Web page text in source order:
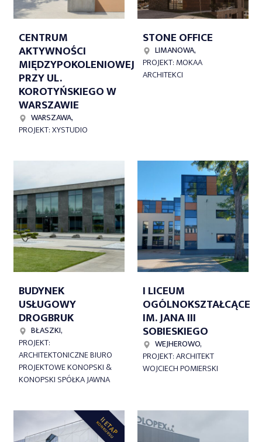
CENTRUM
AKTYWNOŚCI
MIĘDZYPOKOLENIOWEJ
PRZY UL.
KOROTYŃSKIEGO W
WARSZAWIE
WARSZAWA,
PROJEKT: XYSTUDIO
STONE OFFICE
LIMANOWA,
PROJEKT: MOKAA
ARCHITEKCI
BUDYNEK
USŁUGOWY
DROGBRUK
BŁASZKI,
PROJEKT:
ARCHITEKTONICZNE BIURO
PROJEKTOWE KONOPSKI &
KONOPSKI SPÓŁKA JAWNA
I LICEUM
OGÓLNOKSZTAŁCĄCE
IM. JANA III
SOBIESKIEGO
WEJHEROWO,
PROJEKT: ARCHITEKT
WOJCIECH POMIERSKI
II ETAP
KONKURSU